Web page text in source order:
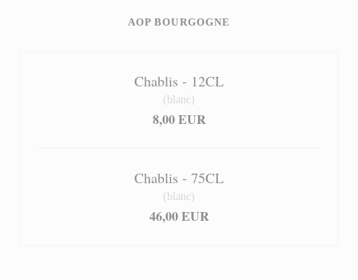
AOP BOURGOGNE
Chablis - 12CL
(blanc)
8,00 EUR
Chablis - 75CL
(blanc)
46,00 EUR